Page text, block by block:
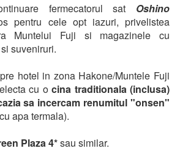
fermecatorul sat Oshino
pentru cele opt iazuri, privelistea
Muntelui Fuji si magazinele cu
suveniruri.
hotel in zona Hakone/Muntele Fuji
cu o cina traditionala (inclusa)
sa incercam renumitul "onsen"
apa termala).
Plaza 4*sau similar.